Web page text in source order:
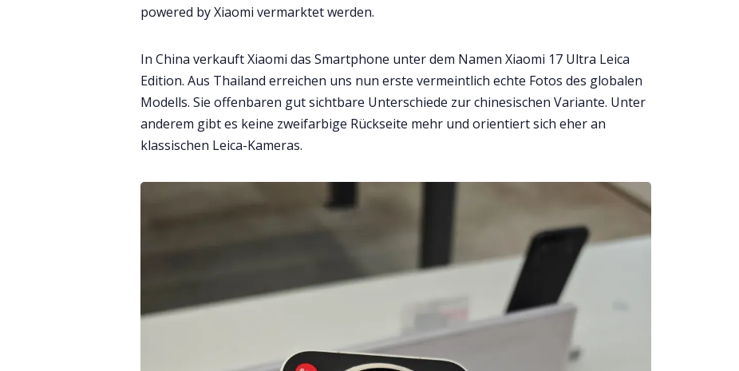
powered by Xiaomi vermarktet werden.
In China verkauft Xiaomi das Smartphone unter dem Namen Xiaomi 17 Ultra Leica
Edition. Aus Thailand erreichen uns nun erste vermeintlich echte Fotos des globalen
Modells. Sie offenbaren gut sichtbare Unterschiede zur chinesischen Variante. Unter
anderem gibt es keine zweifarbige Rückseite mehr und orientiert sich eher an
klassischen Leica-Kameras.